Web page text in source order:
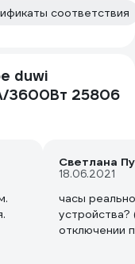
соответствия
duwi
3600Вт 25806
Светлана
18.06.2021
часы
отключении